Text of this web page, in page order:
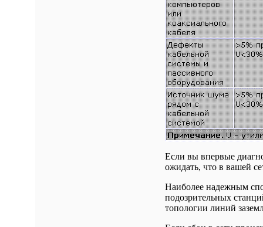
Если вы впервые
ожидать, что в вашей
Наиболее надежным
подозрительных
топологии линий